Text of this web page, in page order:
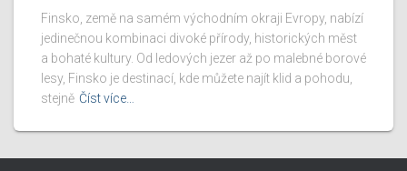
Finsko, země na samém východním okraji Evropy, nabízí
jedinečnou kombinaci divoké přírody, historických měst
a bohaté kultury. Od ledových jezer až po malebné borové
lesy, Finsko je destinací, kde můžete najít klid a pohodu,
stejně Číst více…